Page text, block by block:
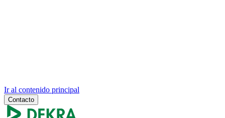
Ir al contenido principal
Contacto